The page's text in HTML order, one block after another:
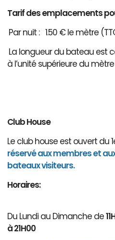
Tarif des emplacements
Par nuit : 1.50 € le mètre
La longueur du bateau est
à l’unité supérieure du
Club House
Le club house est ouvert du
réservé aux membres et
bateaux visiteurs.
Horaires:
Du Lundi au Dimanche de
à 21H00